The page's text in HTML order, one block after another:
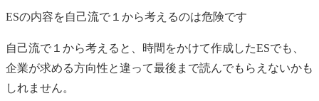
ESの内容を自己流で１から考えるのは危険です
自己流で１から考えると、時間をかけて作成したESでも、
企業が求める方向性と違って最後まで読んでもらえないかも
しれません。